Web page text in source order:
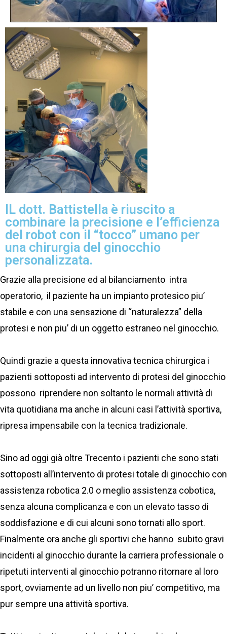
IL dott. Battistella è riuscito a
combinare la precisione e l’efficienza
del robot con il “tocco” umano per
una chirurgia del ginocchio
personalizzata.
Grazie alla precisione ed al bilanciamento intra
operatorio, il paziente ha un impianto protesico piu’
stabile e con una sensazione di “naturalezza” della
protesi e non piu’ di un oggetto estraneo nel ginocchio.
Quindi grazie a questa innovativa tecnica chirurgica i
pazienti sottoposti ad intervento di protesi del ginocchio
possono riprendere non soltanto le normali attività di
vita quotidiana ma anche in alcuni casi l’attività sportiva,
ripresa impensabile con la tecnica tradizionale.
Sino ad oggi già oltre Trecento i pazienti che sono stati
sottoposti all’intervento di protesi totale di ginocchio con
assistenza robotica 2.0 o meglio assistenza cobotica,
senza alcuna complicanza e con un elevato tasso di
soddisfazione e di cui alcuni sono tornati allo sport.
Finalmente ora anche gli sportivi che hanno subito gravi
incidenti al ginocchio durante la carriera professionale o
ripetuti interventi al ginocchio potranno ritornare al loro
sport, ovviamente ad un livello non piu’ competitivo, ma
pur sempre una attività sportiva.